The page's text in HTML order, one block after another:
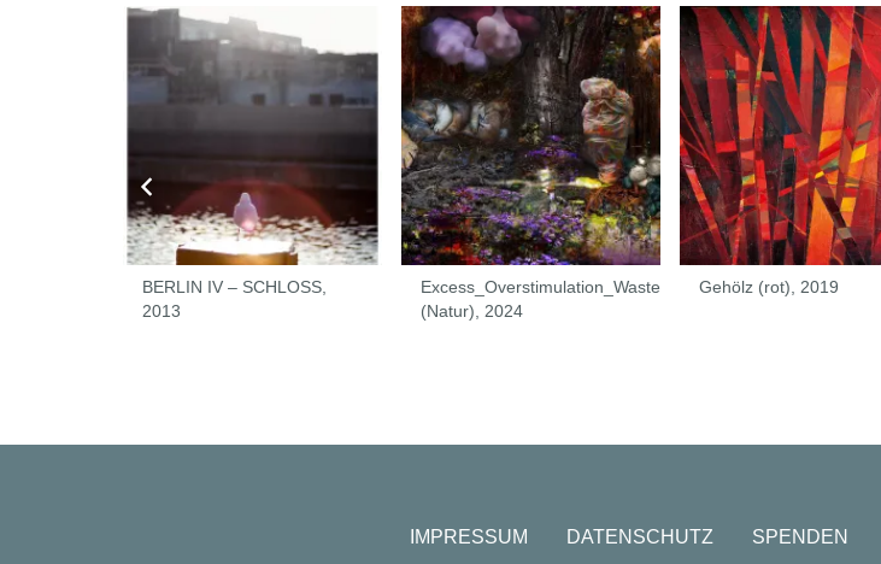
BERLIN IV – SCHLOSS,
2013
Excess_Overstimulation_Waste
(Natur), 2024
Gehölz (rot), 2019
IMPRESSUM DATENSCHUTZ SPENDEN